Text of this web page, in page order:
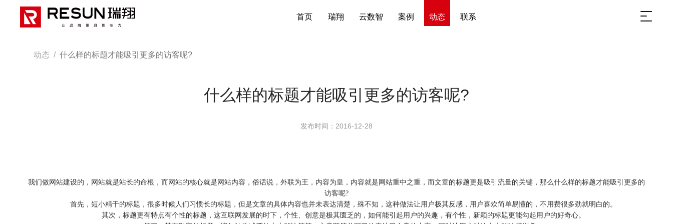
首页 瑞翔 云数智 案例 动态 联系
动态 /什么样的标题才能吸引更多的访客呢?
什么样的标题才能吸引更多的访客呢?
发布时间：2016-12-28
我们做网站建设的，网站就是站长的命根，而网站的核心就是网站内容，俗话说，外联为王，内容为皇，内容就是网站重中之重，而文章的标题更是吸引流量的关键，那么什么样的标题才能吸引更多的
访客呢?
首先，短小精干的标题，很多时候人们习惯长的标题，但是文章的具体内容也并未表达清楚，殊不知，这种做法让用户极其反感，用户喜欢简单易懂的，不用费很多劲就明白的。
其次，标题更有特点有个性的标题，这互联网发展的时下，个性、创意是极其匮乏的，如何能引起用户的兴趣，有个性，新颖的标题更能勾起用户的好奇心。